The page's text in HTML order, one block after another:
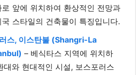
앞에 위치하여 환상적인 전망과
스타일의 건축물이 특징입니다.
스, 이스탄불 (Shangri-La
– 베식타스 지역에 위치하
대와 현대적인 시설, 보스포러스